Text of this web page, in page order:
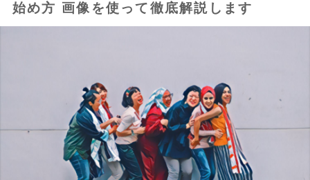
始め方 画像を使って徹底解説します